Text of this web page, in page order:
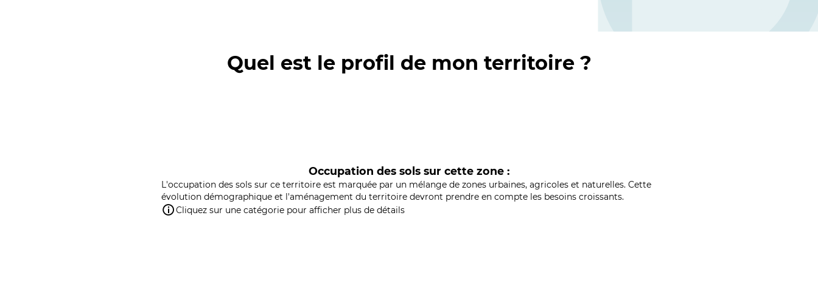
Quel est le profil de mon territoire ?
Occupation des sols sur cette zone :
L'occupation des sols sur ce territoire est marquée par un mélange de zones urbaines, agricoles et naturelles. Cette
évolution démographique et l'aménagement du territoire devront prendre en compte les besoins croissants.
Cliquez sur une catégorie pour afficher plus de détails